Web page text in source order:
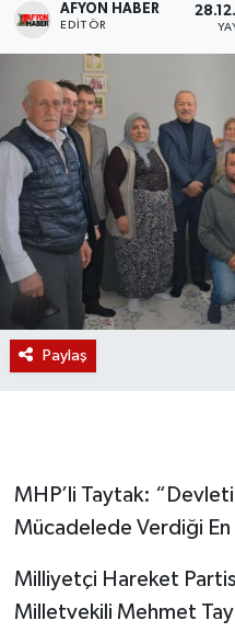
AFYON HABER
EDITÖR
Paylaş
MHP’li Taytak:
Mücadelede Verdiği En
Milliyetçi Hareket
Milletvekili Mehmet
Etkinlikler